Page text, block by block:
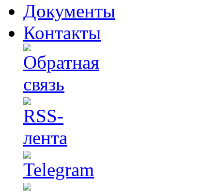
Документы
Контакты